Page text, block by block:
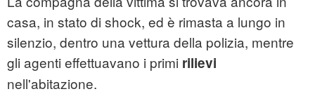
casa, in stato di shock, ed è rimasta a lungo in
silenzio, dentro una vettura della polizia, mentre
gli agenti effettuavano i primi rilievi
nell'abitazione.